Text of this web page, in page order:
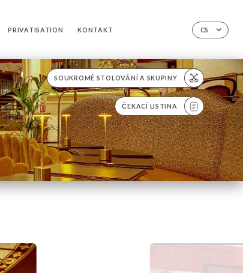
CS
PRIVATISATION KONTAKT
SOUKROMÉ STOLOVÁNÍ A SKUPINY
ČEKACÍ LISTINA